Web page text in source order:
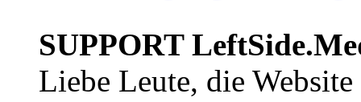
SUPPORT
Liebe Leute, die Website